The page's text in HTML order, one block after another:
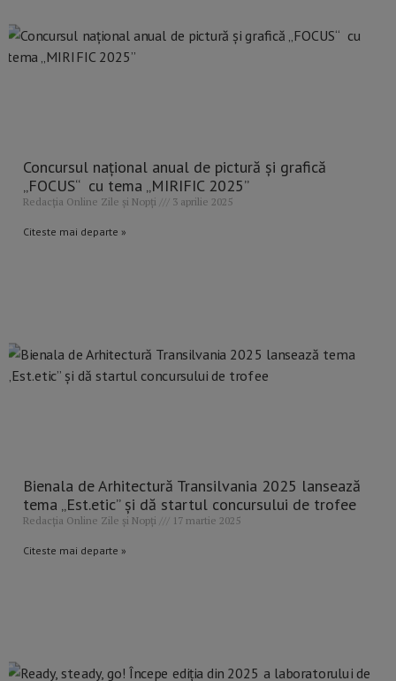
Concursul național anual de pictură și grafică
„FOCUS“ cu tema „MIRIFIC 2025”
Redacția Online Zile și Nopți 3 aprilie 2025
Citeste mai departe »
Bienala de Arhitectură Transilvania 2025 lansează
tema „Est.etic” și dă startul concursului de trofee
Redacția Online Zile și Nopți 17 martie 2025
Citeste mai departe »